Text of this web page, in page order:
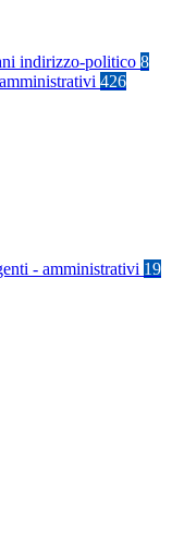
indirizzo-politico 8
426
- amministrativi 19